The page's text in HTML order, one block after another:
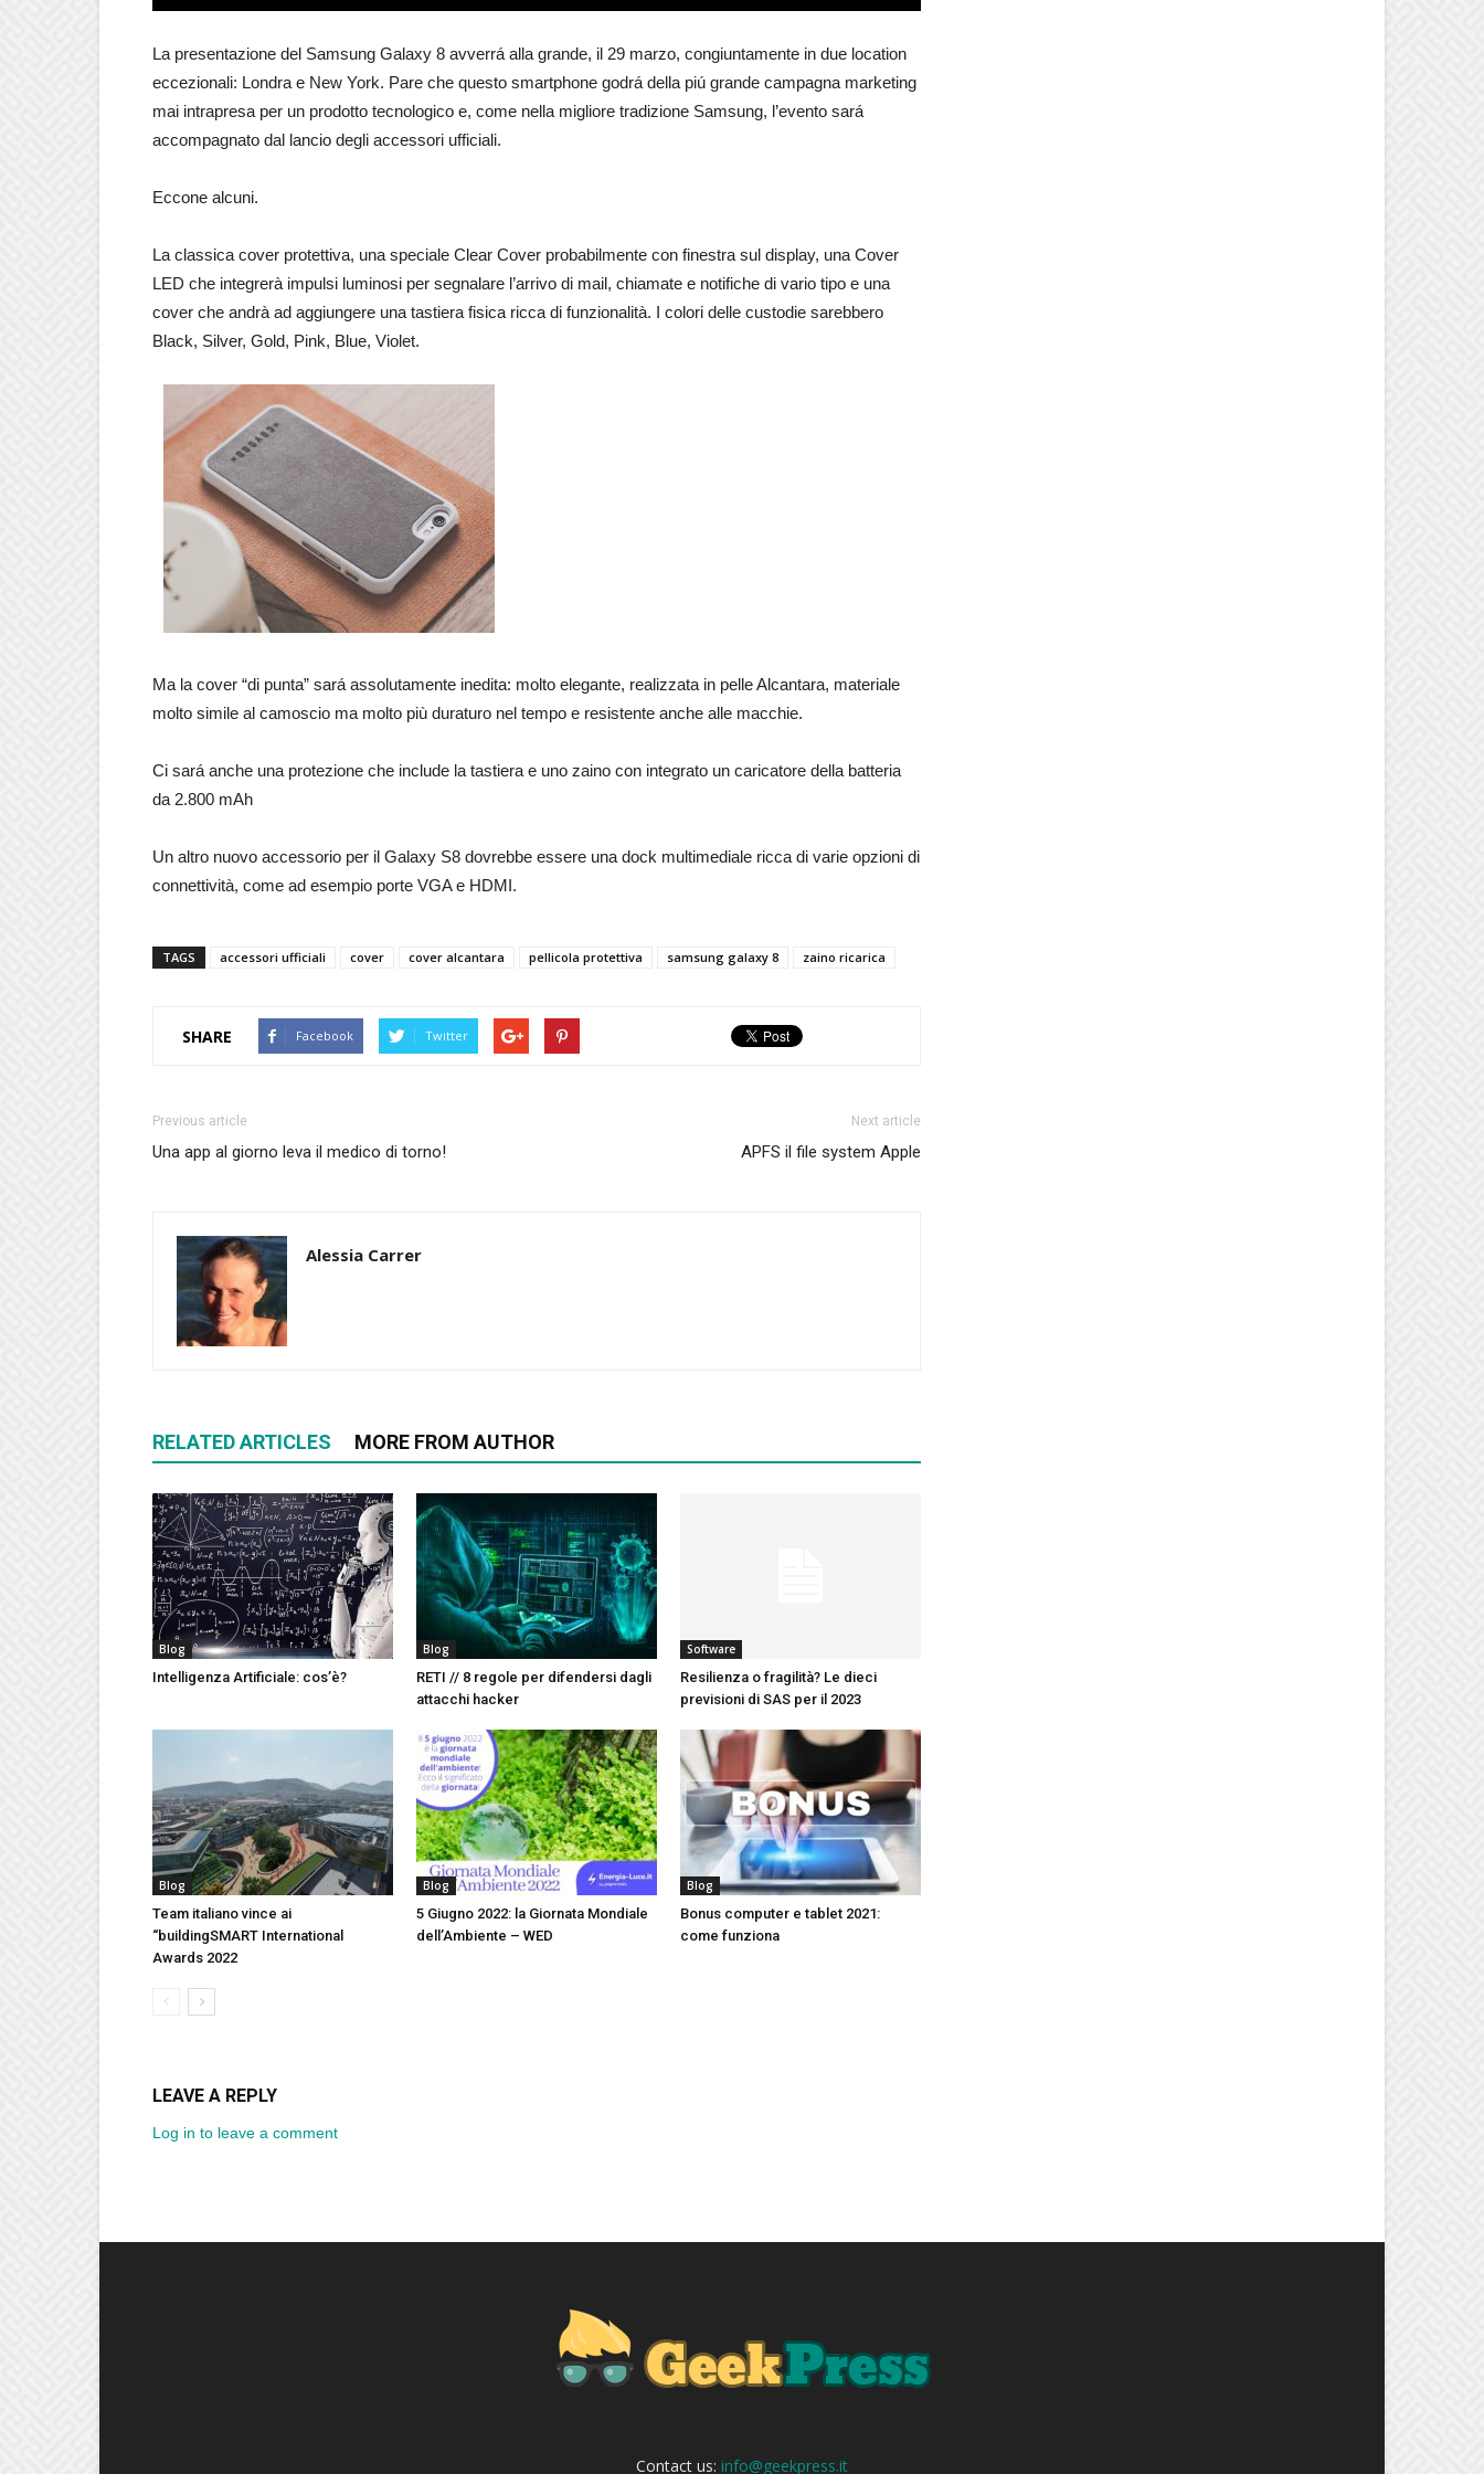
La presentazione del Samsung Galaxy 8 avverrá alla grande, il 29 marzo, congiuntamente in due location
eccezionali: Londra e New York. Pare che questo smartphone godrá della piú grande campagna marketing
mai intrapresa per un prodotto tecnologico e, come nella migliore tradizione Samsung, l’evento sará
accompagnato dal lancio degli accessori ufficiali.
Eccone alcuni.
La classica cover protettiva, una speciale Clear Cover probabilmente con finestra sul display, una Cover
LED che integrerà impulsi luminosi per segnalare l’arrivo di mail, chiamate e notifiche di vario tipo e una
cover che andrà ad aggiungere una tastiera fisica ricca di funzionalità. I colori delle custodie sarebbero
Black, Silver, Gold, Pink, Blue, Violet.
Ma la cover “di punta” sará assolutamente inedita: molto elegante, realizzata in pelle Alcantara, materiale
molto simile al camoscio ma molto più duraturo nel tempo e resistente anche alle macchie.
Ci sará anche una protezione che include la tastiera e uno zaino con integrato un caricatore della batteria
da 2.800 mAh
Un altro nuovo accessorio per il Galaxy S8 dovrebbe essere una dock multimediale ricca di varie opzioni di
connettività, come ad esempio porte VGA e HDMI.
TAGS accessori ufficiali cover cover alcantara pellicola protettiva samsung galaxy 8 zaino ricarica
SHARE Facebook Twitter
Previous article
Una app al giorno leva il medico di torno!
Next article
APFS il file system Apple
Alessia Carrer
RELATED ARTICLES MORE FROM AUTHOR
Blog
Intelligenza Artificiale: cos’è?
Blog
RETI // 8 regole per difendersi dagli
attacchi hacker
Software
Resilienza o fragilità? Le dieci
previsioni di SAS per il 2023
Blog
Team italiano vince ai
“buildingSMART International
Awards 2022
Blog
5 Giugno 2022: la Giornata Mondiale
dell’Ambiente – WED
Blog
Bonus computer e tablet 2021:
come funziona
LEAVE A REPLY
Log in to leave a comment
Contact us: info@geekpress.it